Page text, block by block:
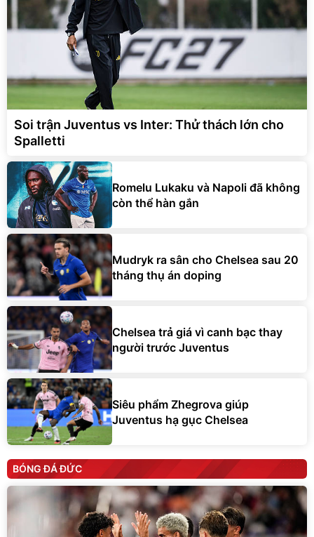
Soi trận Juventus vs Inter: Thử thách lớn cho
Spalletti
Romelu Lukaku và Napoli đã không
còn thể hàn gắn
Mudryk ra sân cho Chelsea sau 20
tháng thụ án doping
Chelsea trả giá vì canh bạc thay
người trước Juventus
Siêu phẩm Zhegrova giúp
Juventus hạ gục Chelsea
BÓNG ĐÁ ĐỨC